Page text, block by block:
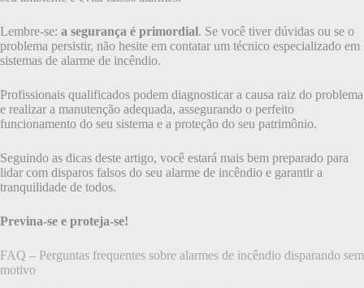
Lembre-se: a segurança é primordial. Se você tiver dúvidas ou se o
problema persistir, não hesite em contatar um técnico especializado em
sistemas de alarme de incêndio.
Profissionais qualificados podem diagnosticar a causa raiz do problema
e realizar a manutenção adequada, assegurando o perfeito
funcionamento do seu sistema e a proteção do seu patrimônio.
Seguindo as dicas deste artigo, você estará mais bem preparado para
lidar com disparos falsos do seu alarme de incêndio e garantir a
tranquilidade de todos.
Previna-se e proteja-se!
FAQ – Perguntas frequentes sobre alarmes de incêndio disparando sem
motivo